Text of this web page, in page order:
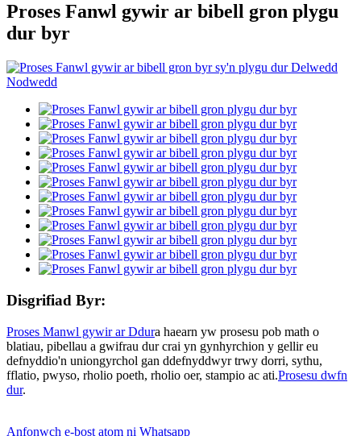
Proses Fanwl gywir ar bibell gron plygu
dur byr
Disgrifiad Byr:
Proses Manwl gywir ar Ddura haearn yw prosesu pob math o
blatiau, pibellau a gwifrau dur crai yn gynhyrchion y gellir eu
defnyddio'n uniongyrchol gan ddefnyddwyr trwy dorri, sythu,
fflatio, pwyso, rholio poeth, rholio oer, stampio ac ati.Prosesu dwfn
dur.
Anfonwch e-bost atom ni Whatsapp